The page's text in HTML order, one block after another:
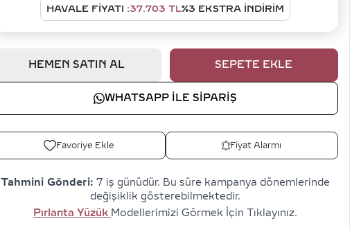
HAVALE FIYATI :37.703 TL%3 EKSTRA İNDİRİM
HEMEN SATIN AL SEPETE EKLE
WHATSAPP ILE SIPARIŞ
Favoriye Ekle Fiyat Alarmı
Tahmini Gönderi: 7 iş günüdür. Bu süre kampanya dönemlerinde
değişiklik gösterebilmektedir.
Pırlanta Yüzük Modellerimizi Görmek İçin Tıklayınız.